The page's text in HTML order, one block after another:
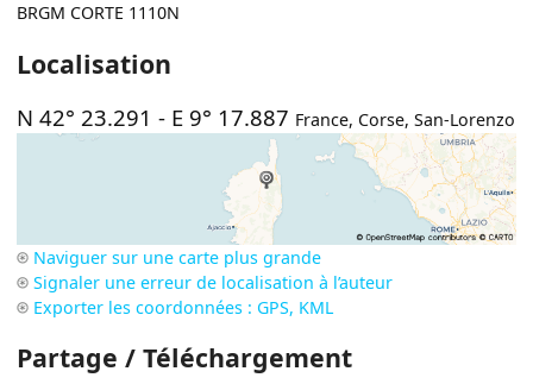
BRGM CORTE 1110N
Localisation
N 42° 23.291 - E 9° 17.887 France, Corse,San-Lorenzo
Naviguer sur une carte plus grande
Signaler une erreur de localisation à l’auteur
Exporter les coordonnées : GPS, KML
Partage / Téléchargement